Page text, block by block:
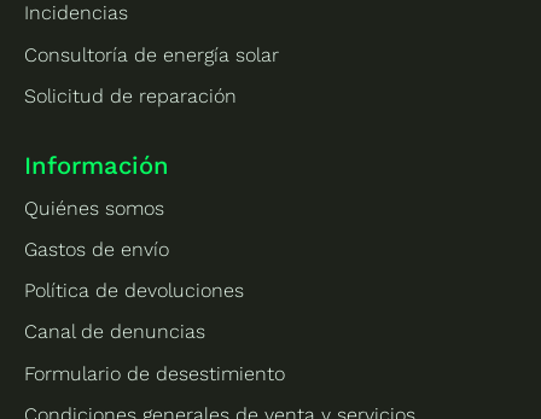
Incidencias
Consultoría de energía solar
Solicitud de reparación
Información
Quiénes somos
Gastos de envío
Política de devoluciones
Canal de denuncias
Formulario de desestimiento